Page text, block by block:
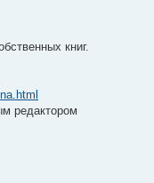
книг.
редактором